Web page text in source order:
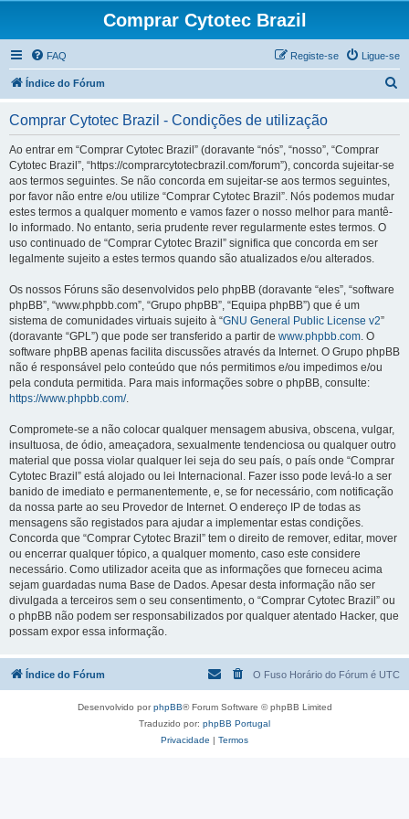
Comprar Cytotec Brazil
FAQ Ligue-se
Registe-se
Índice do Fórum
Comprar Cytotec Brazil - Condições de utilização
Ao entrar em “Comprar Cytotec Brazil” (doravante “nós”, “nosso”, “Comprar
Cytotec Brazil”, “https://comprarcytotecbrazil.com/forum”), concorda sujeitar-se
aos termos seguintes. Se não concorda em sujeitar-se aos termos seguintes,
por favor não entre e/ou utilize “Comprar Cytotec Brazil”. Nós podemos mudar
estes termos a qualquer momento e vamos fazer o nosso melhor para mantê-
lo informado. No entanto, seria prudente rever regularmente estes termos. O
uso continuado de “Comprar Cytotec Brazil” significa que concorda em ser
legalmente sujeito a estes termos quando são atualizados e/ou alterados.
Os nossos Fóruns são desenvolvidos pelo phpBB (doravante “eles”, “software
phpBB”, “www.phpbb.com”, “Grupo phpBB”, “Equipa phpBB”) que é um
sistema de comunidades virtuais sujeito à “GNU General Public License v2”
(doravante “GPL”) que pode ser transferido a partir de www.phpbb.com. O
software phpBB apenas facilita discussões através da Internet. O Grupo phpBB
não é responsável pelo conteúdo que nós permitimos e/ou impedimos e/ou
pela conduta permitida. Para mais informações sobre o phpBB, consulte:
https://www.phpbb.com/.
Compromete-se a não colocar qualquer mensagem abusiva, obscena, vulgar,
insultuosa, de ódio, ameaçadora, sexualmente tendenciosa ou qualquer outro
material que possa violar qualquer lei seja do seu país, o país onde “Comprar
Cytotec Brazil” está alojado ou lei Internacional. Fazer isso pode levá-lo a ser
banido de imediato e permanentemente, e, se for necessário, com notificação
da nossa parte ao seu Provedor de Internet. O endereço IP de todas as
mensagens são registados para ajudar a implementar estas condições.
Concorda que “Comprar Cytotec Brazil” tem o direito de remover, editar, mover
ou encerrar qualquer tópico, a qualquer momento, caso este considere
necessário. Como utilizador aceita que as informações que forneceu acima
sejam guardadas numa Base de Dados. Apesar desta informação não ser
divulgada a terceiros sem o seu consentimento, o “Comprar Cytotec Brazil” ou
o phpBB não podem ser responsabilizados por qualquer atentado Hacker, que
possam expor essa informação.
Índice do Fórum O Fuso Horário do Fórum é UTC
Desenvolvido porphpBB® Forum Software © phpBB Limited
Traduzido por: phpBB Portugal
Privacidade | Termos